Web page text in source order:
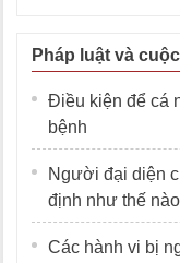
Pháp luật và
Điều kiện để cá
bệnh
Người đại diện
định như thế
Các hành vi bị